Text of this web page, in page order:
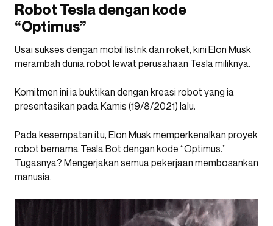
Robot Tesla dengan kode
“Optimus”
Usai sukses dengan mobil listrik dan roket, kini Elon Musk
merambah dunia robot lewat perusahaan Tesla miliknya.
Komitmen ini ia buktikan dengan kreasi robot yang ia
presentasikan pada Kamis (19/8/2021) lalu.
Pada kesempatan itu, Elon Musk memperkenalkan proyek
robot bernama Tesla Bot dengan kode “Optimus.”
Tugasnya? Mengerjakan semua pekerjaan membosankan
manusia.